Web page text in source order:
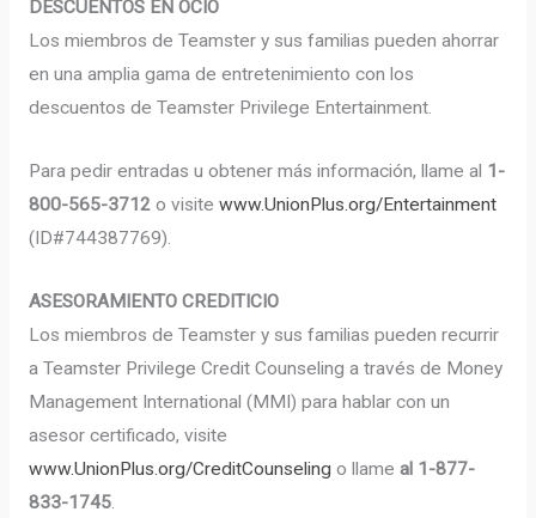
DESCUENTOS EN OCIO
Los miembros de Teamster y sus familias pueden ahorrar
en una amplia gama de entretenimiento con los
descuentos de Teamster Privilege Entertainment.
Para pedir entradas u obtener más información, llame al 1-
800-565-3712 o visite www.UnionPlus.org/Entertainment
(ID#744387769).
ASESORAMIENTO CREDITICIO
Los miembros de Teamster y sus familias pueden recurrir
a Teamster Privilege Credit Counseling a través de Money
Management International (MMI) para hablar con un
asesor certificado, visite
www.UnionPlus.org/CreditCounseling o llame al 1-877-
833-1745.